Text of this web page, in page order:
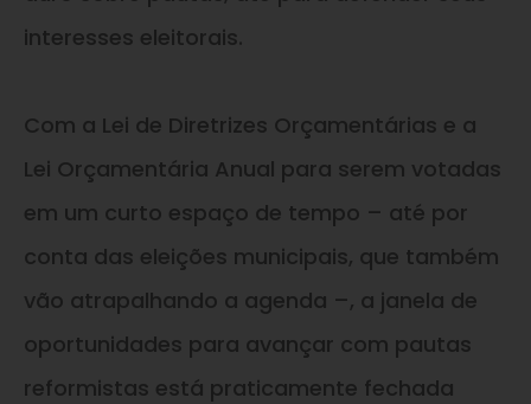
interesses eleitorais.
Com a Lei de Diretrizes Orçamentárias e a
Lei Orçamentária Anual para serem votadas
em um curto espaço de tempo – até por
conta das eleições municipais, que também
vão atrapalhando a agenda –, a janela de
oportunidades para avançar com pautas
reformistas está praticamente fechada